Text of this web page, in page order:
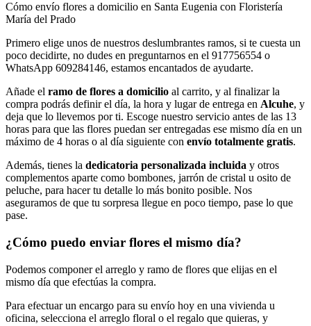
Cómo envío flores a domicilio en Santa Eugenia con Floristería
María del Prado
Primero elige unos de nuestros deslumbrantes ramos, si te cuesta un
poco decidirte, no dudes en preguntarnos en el 917756554 o
WhatsApp 609284146, estamos encantados de ayudarte.
Añade el ramo de flores a domicilio al carrito, y al finalizar la
compra podrás definir el día, la hora y lugar de entrega en Alcuhe, y
deja que lo llevemos por ti. Escoge nuestro servicio antes de las 13
horas para que las flores puedan ser entregadas ese mismo día en un
máximo de 4 horas o al día siguiente con envío totalmente gratis.
Además, tienes la dedicatoria personalizada incluida y otros
complementos aparte como bombones, jarrón de cristal u osito de
peluche, para hacer tu detalle lo más bonito posible. Nos
aseguramos de que tu sorpresa llegue en poco tiempo, pase lo que
pase.
¿Cómo puedo enviar flores el mismo día?
Podemos componer el arreglo y ramo de flores que elijas en el
mismo día que efectúas la compra.
Para efectuar un encargo para su envío hoy en una vivienda u
oficina, selecciona el arreglo floral o el regalo que quieras, y